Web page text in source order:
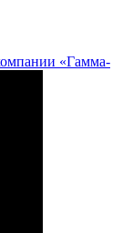
«Гамма-